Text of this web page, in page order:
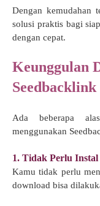
Dengan kemudahan
solusi praktis bagi
dengan cepat.
Keunggulan
Seedbacklink
Ada beberapa
menggunakan
1. Tidak Perlu
Kamu tidak perlu
download bisa